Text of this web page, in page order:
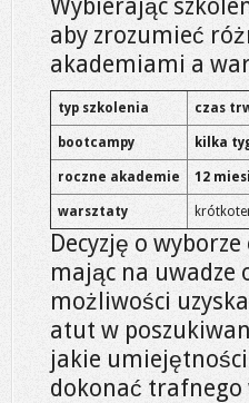
Wybierając
aby zrozumieć
akademiami a
typ szkolenia czas
bootcampy kilka
roczne akademie 12
warsztaty
Decyzję o
mając na uwadze
możliwości
atut w
jakie
dokonać trafnego